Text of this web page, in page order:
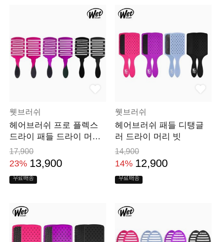
웻브러쉬
헤어브러쉬 프로 플렉스
드라이 패들 드라이 머리
빗
17,900
23% 13,900
무료배송
웻브러쉬
헤어브러쉬 패들 디탱글
러 드라이 머리 빗
14,900
14% 12,900
무료배송